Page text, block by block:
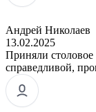
Андрей Николаев
13.02.2025
Приняли столовое
справедливой,